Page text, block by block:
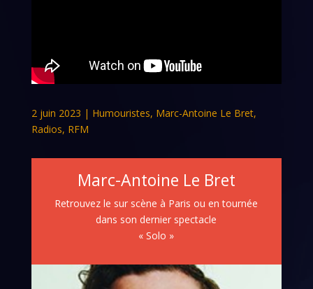
2 juin 2023 | Humouristes, Marc-Antoine Le Bret,
Radios, RFM
Marc-Antoine Le Bret
Retrouvez le sur scène à Paris ou en tournée
dans son dernier spectacle
« Solo »